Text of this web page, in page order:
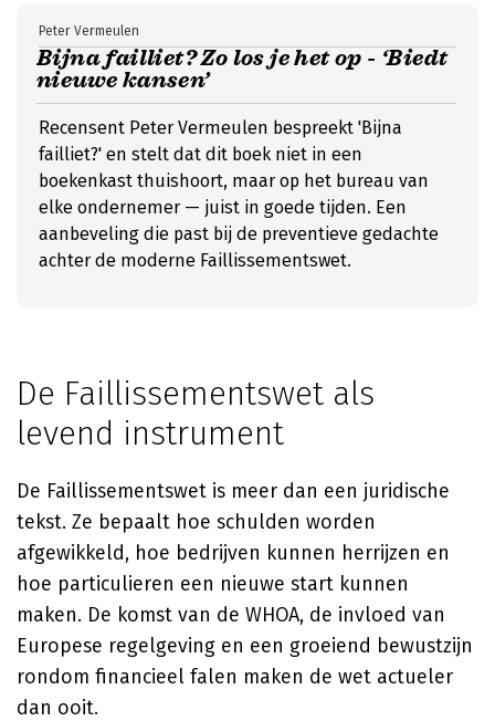
Bijna failliet? Zo los je het op - ‘Biedt
nieuwe kansen’
Peter Vermeulen
Recensent Peter Vermeulen bespreekt 'Bijna
failliet?' en stelt dat dit boek niet in een
boekenkast thuishoort, maar op het bureau van
elke ondernemer — juist in goede tijden. Een
aanbeveling die past bij de preventieve gedachte
achter de moderne Faillissementswet.
De Faillissementswet als
levend instrument
De Faillissementswet is meer dan een juridische
tekst. Ze bepaalt hoe schulden worden
afgewikkeld, hoe bedrijven kunnen herrijzen en
hoe particulieren een nieuwe start kunnen
maken. De komst van de WHOA, de invloed van
Europese regelgeving en een groeiend bewustzijn
rondom financieel falen maken de wet actueler
dan ooit.